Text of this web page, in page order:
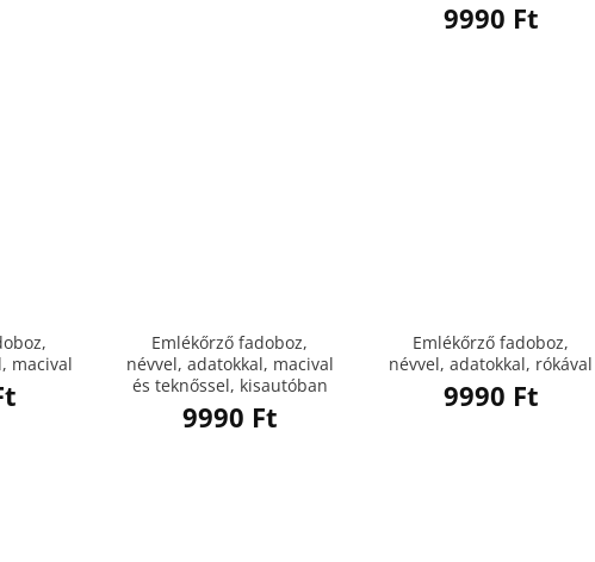
9990 Ft
macival
Emlékőrző fadoboz,
névvel, adatokkal, macival
és teknőssel, kisautóban
9990 Ft
Emlékőrző fadoboz,
névvel, adatokkal, rókával
9990 Ft